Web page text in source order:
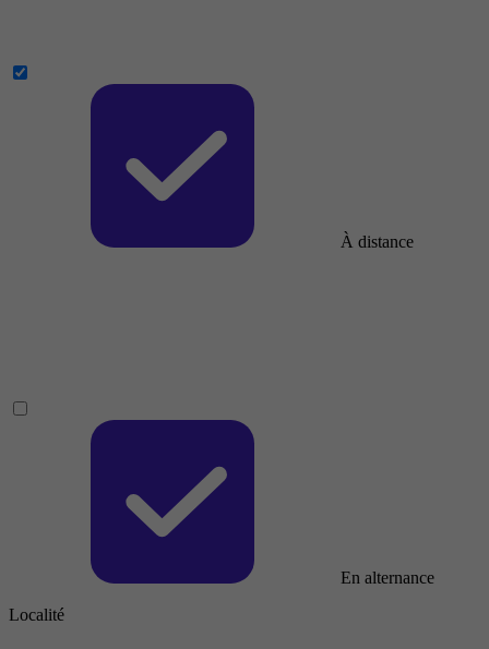
À distance
En alternance
Localité